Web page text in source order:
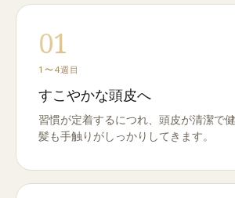
01
1〜4週目
すこやかな頭皮へ
習慣が定着するにつれ、頭皮が清潔で健
髪も手触りがしっかりしてきます。